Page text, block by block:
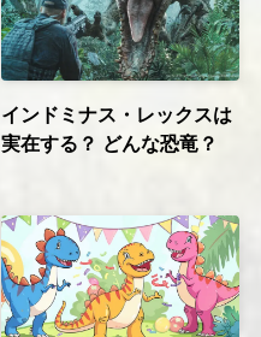
インドミナス・レックスは
実在する？ どんな恐竜？